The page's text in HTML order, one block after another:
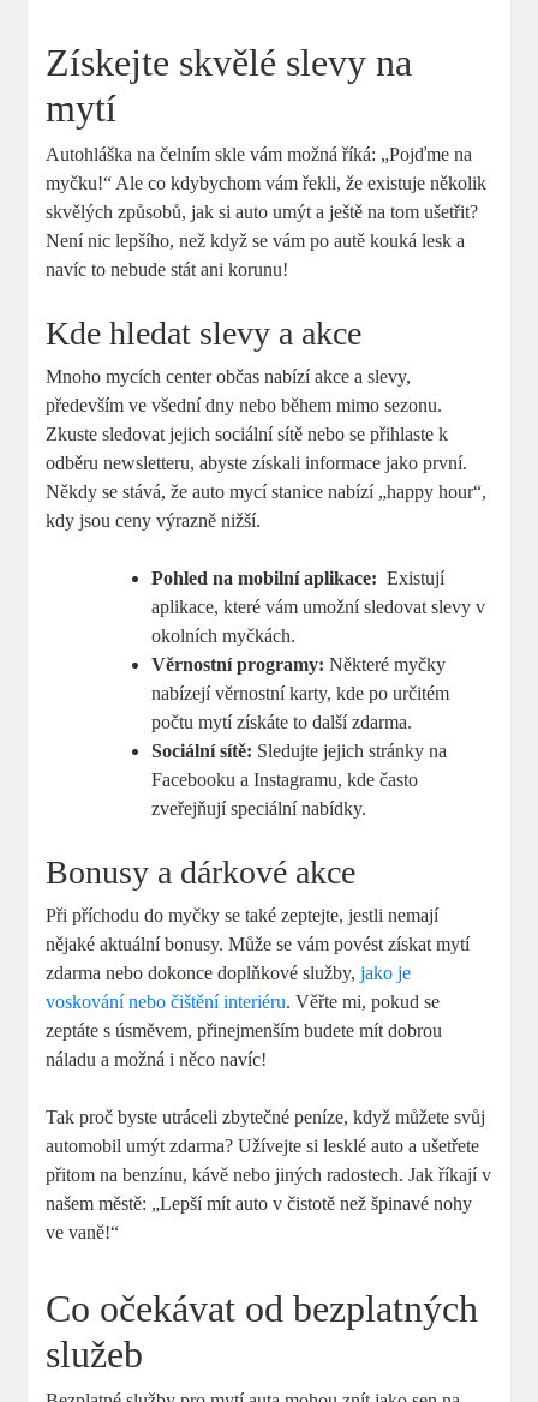
Získejte skvělé slevy na
mytí
Autohláška⁤ na čelním skle ⁤vám možná říká: „Pojďme na
myčku!“‍ Ale co kdybychom vám řekli, že ‍existuje několik
skvělých způsobů, jak si auto umýt a ještě na tom ušetřit?
Není nic lepšího, než když se vám po autě kouká lesk a
navíc to nebude stát ani korunu!
Kde hledat slevy a ⁢akce
Mnoho mycích⁣ center občas ⁢nabízí akce a slevy,
především ve ⁣všední dny nebo během mimo sezonu.
Zkuste sledovat jejich sociální ⁤sítě nebo se přihlaste k
‌odběru newsletteru, abyste získali informace jako první.
Někdy se stává, že‌ auto mycí stanice nabízí „happy hour“,
⁣kdy jsou ceny ‍výrazně nižší.
Pohled na mobilní⁣ aplikace: ‍ Existují
aplikace, které‌ vám⁤ umožní sledovat slevy v
okolních myčkách.
Věrnostní ⁣programy: Některé myčky⁣
nabízejí věrnostní karty, kde po určitém
počtu⁤ mytí získáte to ⁤další​ zdarma.
Sociální sítě: Sledujte ‌jejich⁤ stránky na
Facebooku a Instagramu, kde často
zveřejňují ⁤speciální nabídky.
Bonusy ⁤a dárkové akce
Při příchodu do myčky se také zeptejte, jestli nemají
nějaké aktuální‌ bonusy. Může se vám‍ povést získat ‌mytí
zdarma nebo dokonce doplňkové služby,jako je
voskování nebo čištění interiéru. Věřte mi, pokud se
zeptáte s úsměvem, přinejmenším budete‍ mít dobrou
náladu a možná i něco ⁤navíc!
Tak proč byste utráceli zbytečné peníze, když můžete svůj
automobil umýt zdarma? Užívejte ​si lesklé auto a ušetřete
přitom‍ na benzínu, ⁢kávě nebo jiných radostech.⁣ Jak říkají v
našem‌ městě: „Lepší mít‌ auto v čistotě‌ než ⁣špinavé nohy
ve vaně!“
Co očekávat od bezplatných
služeb